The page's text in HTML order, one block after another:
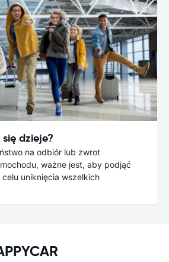
dzieje?
na odbiór lub zwrot
ważne jest, aby podjąć
celu uniknięcia wszelkich